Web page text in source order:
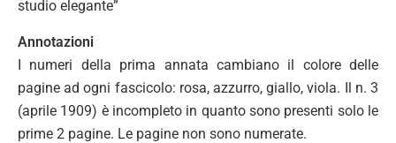
studio elegante”
Annotazioni
I numeri della prima annata cambiano il colore delle
pagine ad ogni fascicolo: rosa, azzurro, giallo, viola. Il n. 3
(aprile 1909) è incompleto in quanto sono presenti solo le
prime 2 pagine. Le pagine non sono numerate.